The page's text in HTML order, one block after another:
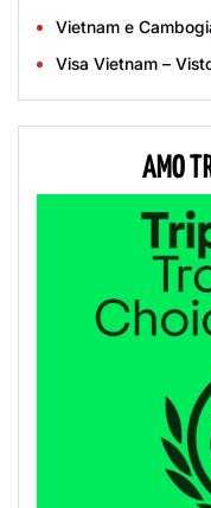
Vietnam e
Visa Vietnam –
AMO